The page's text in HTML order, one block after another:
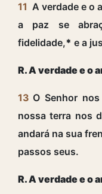
11 A verdade e o
a paz se
fidelidade,* e a
R. A verdade e o
13 O Senhor
nossa terra nos
andará na sua
passos seus.
R. A verdade e o